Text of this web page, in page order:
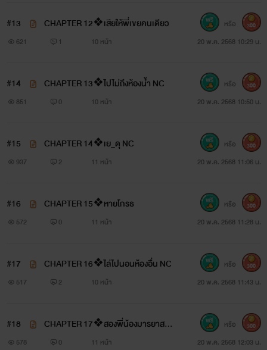
#13 CHAPTER 12❖เสียให้พี่เขยคนเดียว
621 1 10 หน้า 20 พ.ค. 2568 10:29 น.
หรือ 300
#14 CHAPTER 13❖ไปไม่ถึงห้องน้ำ NC
851 0 10 หน้า 20 พ.ค. 2568 10:50 น.
หรือ 300
#15 CHAPTER 14❖เย_ดุ NC
937 2 11 หน้า 20 พ.ค. 2568 11:06 น.
หรือ 300
#16 CHAPTER 15❖หายโกรธ
572 0 11 หน้า 20 พ.ค. 2568 11:28 น.
หรือ 300
#17 CHAPTER 16❖ไล่ไปนอนห้องอื่น NC
517 2 10 หน้า 20 พ.ค. 2568 11:43 น.
หรือ 300
#18
CHAPTER 17❖สองพี่น้องมารยาสาไถ
ย NC
578 0 11 หน้า 20 พ.ค. 2568 12:03 น.
หรือ 300